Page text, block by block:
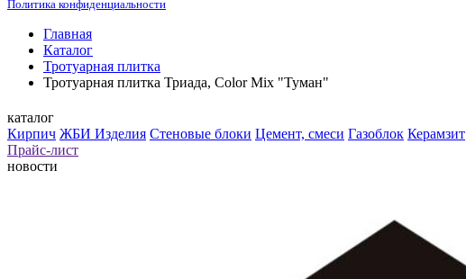
Политика конфиденциальности
Главная
Каталог
Тротуарная плитка
Тротуарная плитка Триада, Color Mix "Туман"
каталог
Кирпич ЖБИ Изделия Стеновые блоки Цемент, смеси Газоблок Керамзит
Прайс-лист
новости